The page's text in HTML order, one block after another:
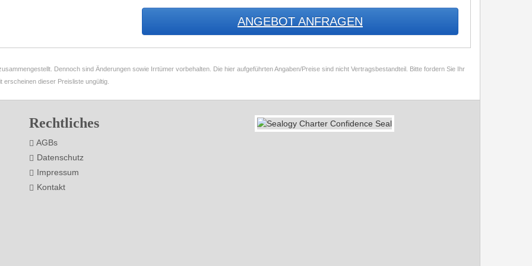
ANGEBOT ANFRAGEN
Dennoch sind Änderungen sowie Irrtümer vorbehalten. Die hier aufgeführten Angaben/Preise sind nicht Vertragsbestandteil. Bitte fordern Sie Ihr
erscheinen dieser Preisliste ungültig.
Rechtliches
AGBs
Datenschutz
Impressum
Kontakt